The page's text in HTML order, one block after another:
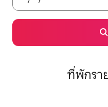
ที่พักรา